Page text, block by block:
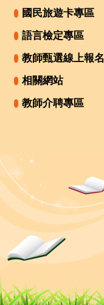
國民旅遊卡專區
語言檢定專區
教師甄選線上報名
相關網站
教師介聘專區